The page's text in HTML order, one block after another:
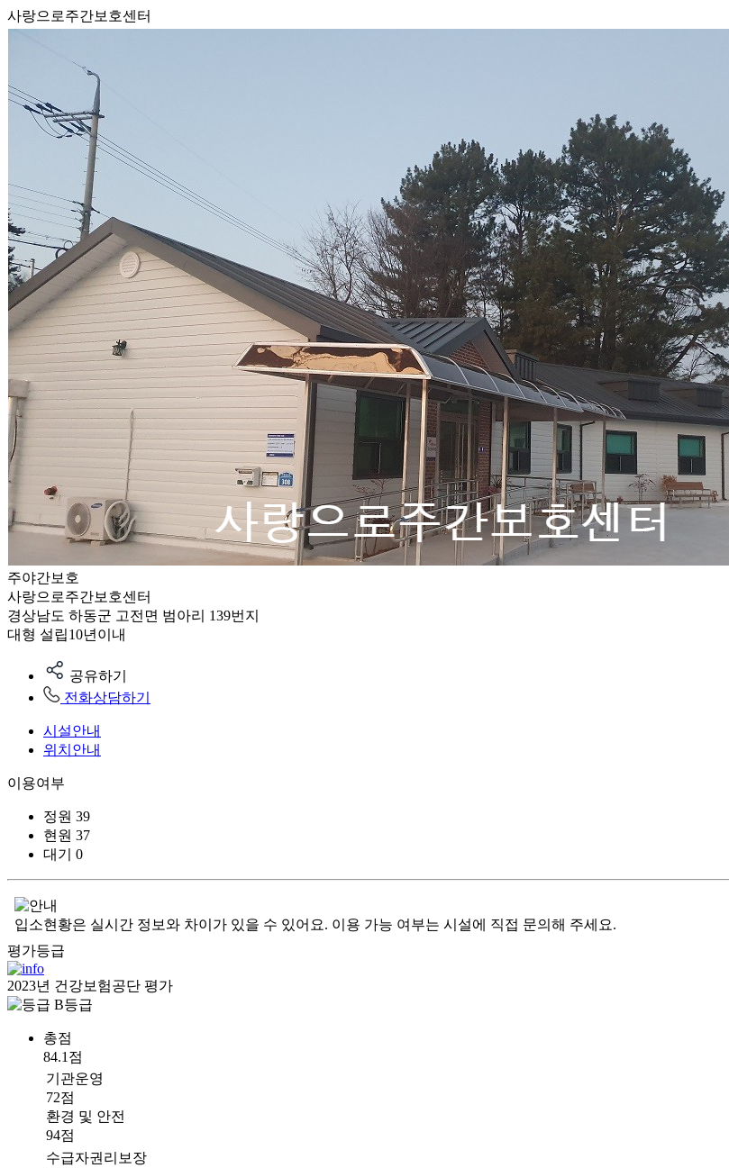
사랑으로주간보호센터
주야간보호
사랑으로주간보호센터
경상남도 하동군 고전면 범아리 139번지
대형 설립10년이내
공유하기
전화상담하기
시설안내
위치안내
이용여부
정원 39
현원 37
대기
0
입소현황은 실시간 정보와 차이가 있을 수 있어요. 이용 가능 여부는 시설에 직접 문의해 주세요.
평가등급
2023년 건강보험공단 평가
B등급
총점
84.1점
기관운영
72점
환경 및 안전
94점
수급자권리보장